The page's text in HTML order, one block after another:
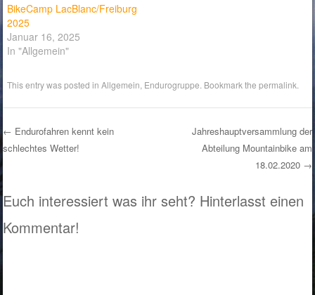
BikeCamp LacBlanc/Freiburg
2025
Januar 16, 2025
In "Allgemein"
This entry was posted inAllgemein Endurogruppe . Bookmark thepermalink
Post navigation
← Endurofahren kennt kein
schlechtes Wetter!
Jahreshauptversammlung der
Abteilung Mountainbike am
18.02.2020 →
Euch interessiert was ihr seht? Hinterlasst einen
Kommentar!